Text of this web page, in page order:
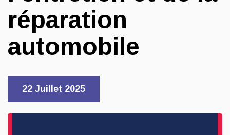
réparation
automobile
22 Juillet 2025